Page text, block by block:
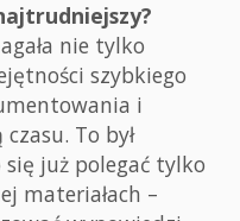
nie tylko
szybkiego
i
To był
już polegać tylko
materiałach –